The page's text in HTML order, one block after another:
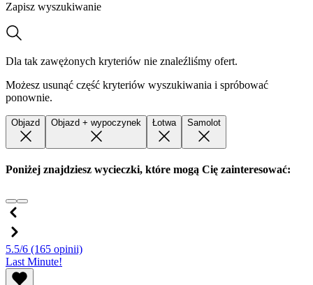
Zapisz wyszukiwanie
Dla tak zawężonych kryteriów nie znaleźliśmy ofert.
Możesz usunąć część kryteriów wyszukiwania i spróbować
ponownie.
Objazd Objazd + wypoczynek Łotwa Samolot
Poniżej znajdziesz wycieczki, które mogą Cię zainteresować:
5.5/6 (165 opinii)
Last Minute!